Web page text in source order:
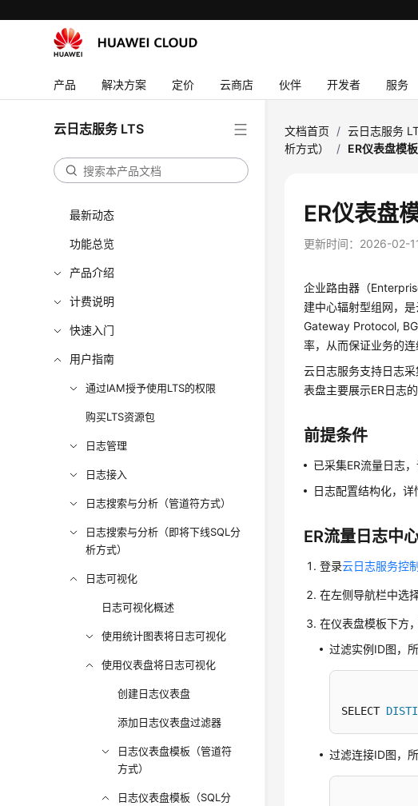
产品 解决方案 定价 云商店 伙伴 开发者 服务
云日志服务 LTS
最新动态
功能总览
产品介绍
计费说明
快速入门
用户指南
通过IAM授予使用LTS的权限
购买LTS资源包
日志管理
日志接入
日志搜索与分析（管道符方式）
日志搜索与分析（即将下线SQL分
析方式）
日志可视化
日志可视化概述
使用统计图表将日志可视化
使用仪表盘将日志可视化
创建日志仪表盘
添加日志仪表盘过滤器
日志仪表盘模板（管道符
方式）
日志仪表盘模板（SQL分
文档首页 / 云日志服务
析方式）
/ ER仪表盘模板
ER仪表盘
更新时间： 2026-02-
企业路由器（
建中心辐射型组网，
Gateway Protocol,
率，从而保证业务的连
云日志服务支持日志
表盘主要展示ER日志
前提条件
已采集ER流量日志
日志配置结构化，详
ER流量日志中
登录云日志服务控
在左侧导航栏中选择
在仪表盘模板下方
过滤实例ID图，
SELECT
过滤连接ID图，